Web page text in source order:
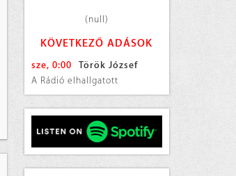
(null)
KÖVETKEZŐ ADÁSOK
sze, 0:00
Török József
A Rádió elhallgatott